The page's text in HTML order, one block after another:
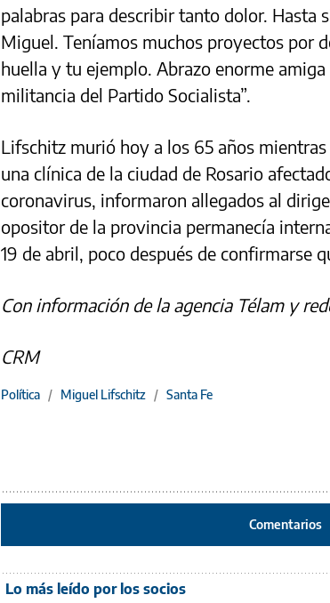
palabras para describir tanto dolor. Hasta
Miguel. Teníamos muchos proyectos por
huella y tu ejemplo. Abrazo enorme
militancia del Partido Socialista”.
Lifschitz murió hoy a los 65 años
una clínica de la ciudad de Rosario
coronavirus, informaron allegados al
opositor de la provincia permanecía
19 de abril, poco después de confirmarse
Con información de la agencia Télam y
CRM
Política / Miguel Lifschitz / Santa Fe
Comentarios
Lo más leído por los socios